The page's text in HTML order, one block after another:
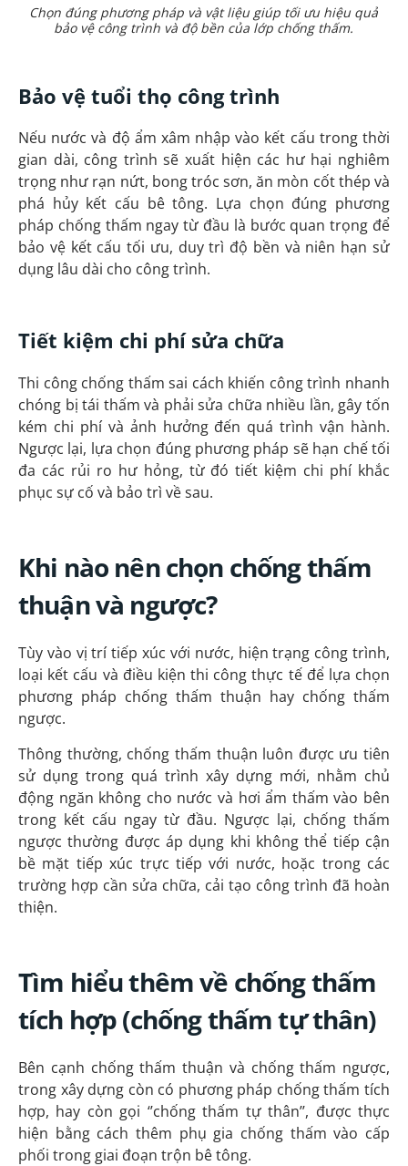
Chọn đúng phương pháp và vật liệu giúp tối ưu hiệu quả
bảo vệ công trình và độ bền của lớp chống thấm.
Bảo vệ tuổi thọ công trình
Nếu nước và độ ẩm xâm nhập vào kết cấu trong thời
gian dài, công trình sẽ xuất hiện các hư hại nghiêm
trọng như rạn nứt, bong tróc sơn, ăn mòn cốt thép và
phá hủy kết cấu bê tông. Lựa chọn đúng phương
pháp chống thấm ngay từ đầu là bước quan trọng để
bảo vệ kết cấu tối ưu, duy trì độ bền và niên hạn sử
dụng lâu dài cho công trình.
Tiết kiệm chi phí sửa chữa
Thi công chống thấm sai cách khiến công trình nhanh
chóng bị tái thấm và phải sửa chữa nhiều lần, gây tốn
kém chi phí và ảnh hưởng đến quá trình vận hành.
Ngược lại, lựa chọn đúng phương pháp sẽ hạn chế tối
đa các rủi ro hư hỏng, từ đó tiết kiệm chi phí khắc
phục sự cố và bảo trì về sau.
Khi nào nên chọn chống thấm
thuận và ngược?
Tùy vào vị trí tiếp xúc với nước, hiện trạng công trình,
loại kết cấu và điều kiện thi công thực tế để lựa chọn
phương pháp chống thấm thuận hay chống thấm
ngược.
Thông thường, chống thấm thuận luôn được ưu tiên
sử dụng trong quá trình xây dựng mới, nhằm chủ
động ngăn không cho nước và hơi ẩm thấm vào bên
trong kết cấu ngay từ đầu. Ngược lại, chống thấm
ngược thường được áp dụng khi không thể tiếp cận
bề mặt tiếp xúc trực tiếp với nước, hoặc trong các
trường hợp cần sửa chữa, cải tạo công trình đã hoàn
thiện.
Tìm hiểu thêm về chống thấm
tích hợp (chống thấm tự thân)
Bên cạnh chống thấm thuận và chống thấm ngược,
trong xây dựng còn có phương pháp chống thấm tích
hợp, hay còn gọi ‘’chống thấm tự thân’’, được thực
hiện bằng cách thêm phụ gia chống thấm vào cấp
phối trong giai đoạn trộn bê tông.